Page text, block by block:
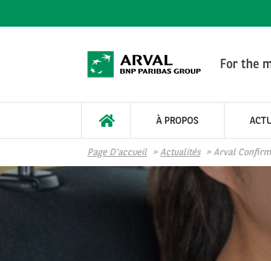
For the
À PROPOS
Page D’accueil Actualités Arval